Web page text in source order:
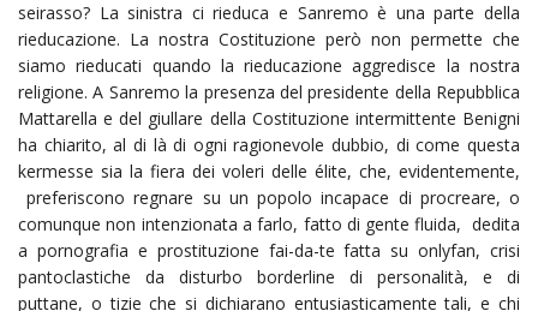
seirasso? La sinistra ci rieduca e Sanremo è una parte della
rieducazione. La nostra Costituzione però non permette che
siamo rieducati quando la rieducazione aggredisce la nostra
religione. A Sanremo la presenza del presidente della Repubblica
Mattarella e del giullare della Costituzione intermittente Benigni
ha chiarito, al di là di ogni ragionevole dubbio, di come questa
kermesse sia la fiera dei voleri delle élite, che, evidentemente,
preferiscono regnare su un popolo incapace di procreare, o
comunque non intenzionata a farlo, fatto di gente fluida, dedita
a pornografia e prostituzione fai-da-te fatta su onlyfan, crisi
pantoclastiche da disturbo borderline di personalità, e di
puttane, o tizie che si dichiarano entusiasticamente tali, e chi